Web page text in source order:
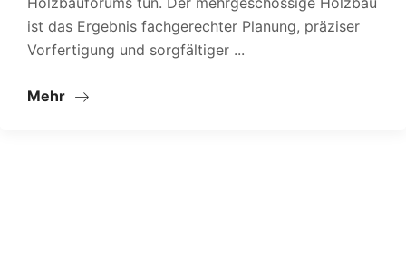
ist das Ergebnis fachgerechter Planung, präziser
Vorfertigung und sorgfältiger ...
Mehr